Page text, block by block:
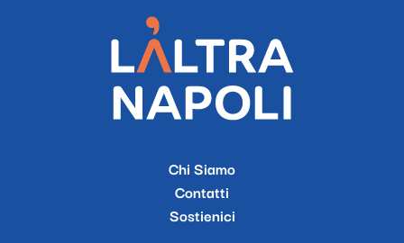
Chi Siamo
Contatti
Sostienici